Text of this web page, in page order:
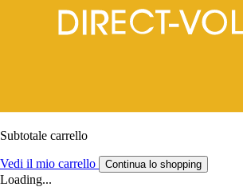
Subtotale carrello
Vedi il mio carrello Continua lo shopping
Loading...